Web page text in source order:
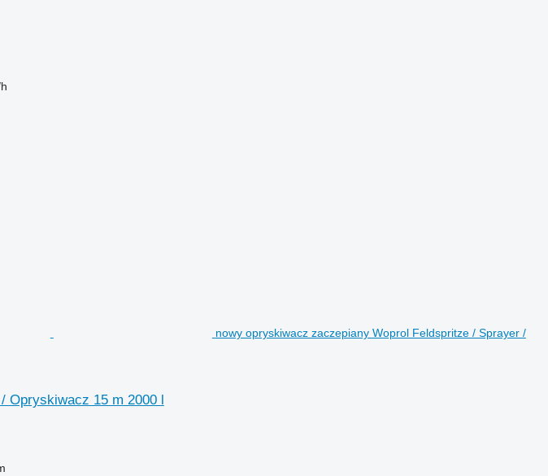
nowy opryskiwacz zaczepiany Woprol Feldspritze / Sprayer /
Opryskiwacz 15 m 2000 l